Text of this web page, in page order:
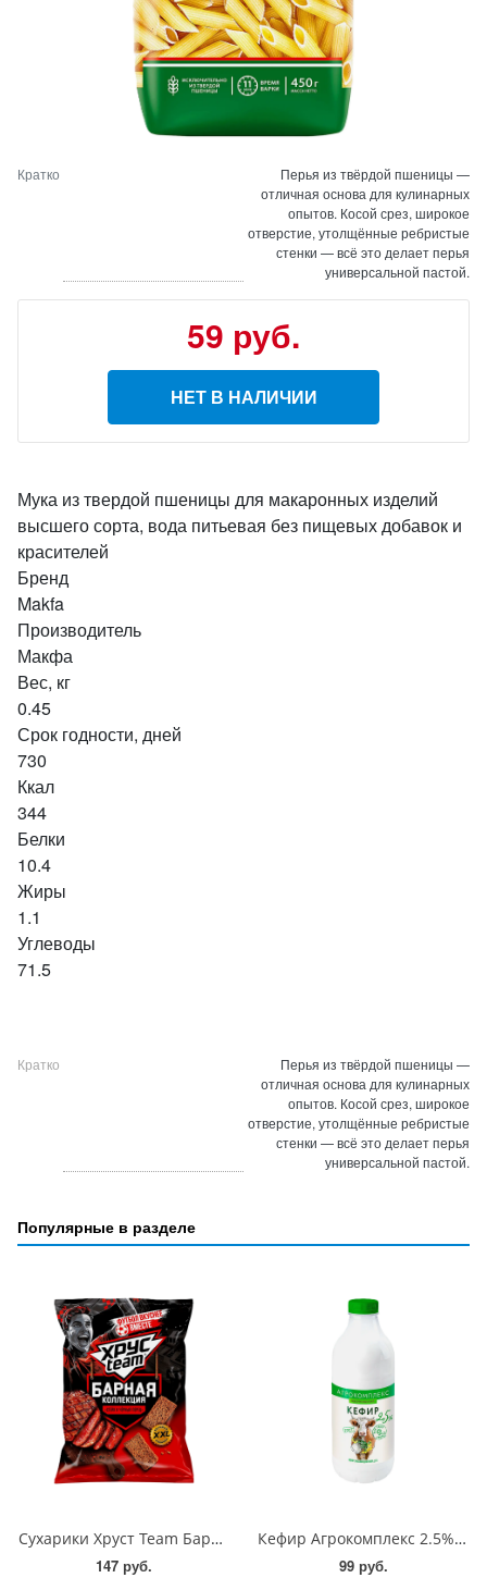
Кратко
Перья из твёрдой пшеницы —
отличная основа для кулинарных
опытов. Косой срез, широкое
отверстие, утолщённые ребристые
стенки — всё это делает перья
универсальной пастой.
59 руб.
НЕТ В НАЛИЧИИ
Мука из твердой пшеницы для макаронных изделий
высшего сорта, вода питьевая без пищевых добавок и
красителей
Бренд
Makfa
Производитель
Макфа
Вес, кг
0.45
Срок годности, дней
730
Ккал
344
Белки
10.4
Жиры
1.1
Углеводы
71.5
Кратко
Перья из твёрдой пшеницы —
отличная основа для кулинарных
опытов. Косой срез, широкое
отверстие, утолщённые ребристые
стенки — всё это делает перья
универсальной пастой.
Популярные в разделе
Сухарики Хруст Team Барная коллекция Стейк и черный перец 140г
147 руб.
Кефир Агрокомплекс 2.5% 900г
99 руб.